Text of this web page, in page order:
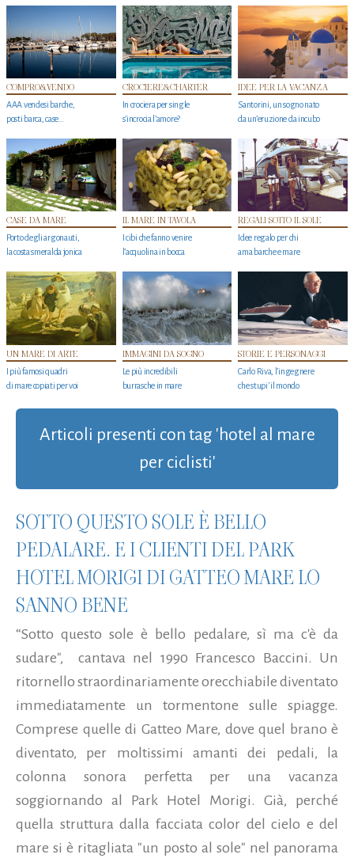
COMPRO&VENDO
AAA vendesi barche,
posti barca, case…
CROCIERE&CHARTER
In crociera per single
s'incrocia l’amore?
IDEE PER LA VACANZA
Santorini, un sogno nato
da un’eruzione da incubo
CASE DA MARE
Porto degli argonauti,
la costa smeralda jonica
IL MARE IN TAVOLA
I cibi che fanno venire
l’acquolina in bocca
REGALI SOTTO IL SOLE
Idee regalo per chi
ama barche e mare
UN MARE DI ARTE
I più famosi quadri
di mare copiati per voi
IMMAGINI DA SOGNO
Le più incredibili
burrasche in mare
STORIE E PERSONAGGI
Carlo Riva, l’ingegnere
che stupi' il mondo
Articoli presenti con tag 'hotel al mare
per ciclisti'
SOTTO QUESTO SOLE È BELLO
PEDALARE. E I CLIENTI DEL PARK
HOTEL MORIGI DI GATTEO MARE LO
SANNO BENE
“Sotto questo sole è bello pedalare, sì ma c'è da
sudare", cantava nel 1990 Francesco Baccini. Un
ritornello straordinariamente orecchiabile diventato
immediatamente un tormentone sulle spiagge.
Comprese quelle di Gatteo Mare, dove quel brano è
diventato, per moltissimi amanti dei pedali, la
colonna sonora perfetta per una vacanza
soggiornando al Park Hotel Morigi. Già, perché
quella struttura dalla facciata color del cielo e del
mare si è ritagliata "un posto al sole" nel panorama